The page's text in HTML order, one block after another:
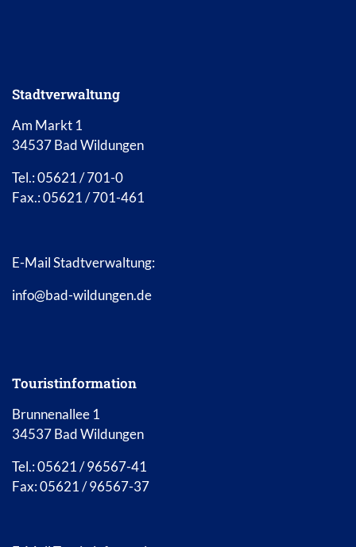
Stadtverwaltung
Am Markt 1
34537 Bad Wildungen
Tel.: 05621 / 701-0
Fax.: 05621 / 701-461
E-Mail Stadtverwaltung:
info@bad-wildungen.de
Touristinformation
Brunnenallee 1
34537 Bad Wildungen
Tel.: 05621 / 96567-41
Fax: 05621 / 96567-37